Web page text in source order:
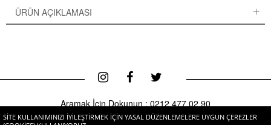
ÜRÜN AÇIKLAMASI
Aramak İçin Dokunun : 0212 477 02 90
SITE KULLANIMINIZI IYILEŞTIRMEK IÇIN YASAL DÜZENLEMELERE UYGUN ÇEREZLER